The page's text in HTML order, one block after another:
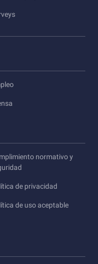
normativo y
de privacidad
de uso aceptable